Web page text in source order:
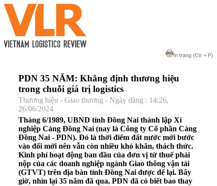
In trang (Ctr + P)
PDN 35 NĂM: Khẳng định thương hiệu
trong chuỗi giá trị logistics
Thương hiệu - Giao thương - Ngày đăng : 14:26,
26/06/2024
Tháng 6/1989, UBND tỉnh Đồng Nai thành lập Xí
nghiệp Cảng Đồng Nai (nay là Công ty Cổ phần Cảng
Đồng Nai - PDN). Đó là thời điểm đất nước mới bước
vào đổi mới nên vẫn còn nhiều khó khăn, thách thức.
Kinh phí hoạt động ban đầu của đơn vị từ thuế phải
nộp của các doanh nghiệp ngành Giao thông vận tải
(GTVT) trên địa bàn tỉnh Đồng Nai được để lại. Bây
giờ, nhìn lại 35 năm đã qua, PDN đã có biết bao thay